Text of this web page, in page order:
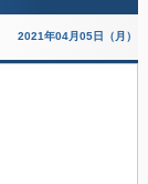
2021年04月05日（月）